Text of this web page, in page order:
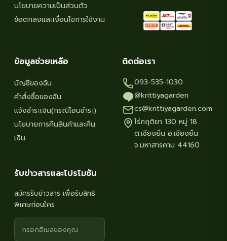
นโยบายความเป็นส่วนตัว
ข้อตกลงและเงื่อนไขการใช้งาน
ข้อมูลช่วยเหลือ
บัญชีของฉัน
คำสั่งซื้อของฉัน
แจ้งชำระเงิน(กรณีโอนชำระ)
นโยบายการคืนสินค้าและคืน
เงิน
ติดต่อเรา
093-535-1030
@krittiyagarden
cs@krittiyagarden.com
ไร่กฤติยา 130 หมู่ 18
ต.เชียงยืน อ.เชียงยืน
จ.มหาสารคาม 44160
รับข่าวสารและโปรโมชัน
สมัครรับข่าวสาร เพื่อรับสิทธิ
พิเศษก่อนใคร